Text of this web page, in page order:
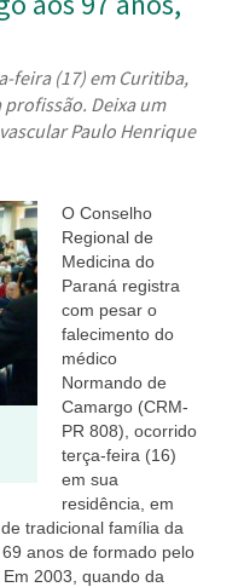
feira (17) em Curitiba,
profissão. Deixa um
Paulo Henrique
O Conselho
Regional de
Medicina do
Paraná registra
com pesar o
falecimento do
médico
Normando de
Camargo (CRM-
PR 808), ocorrido
terça-feira (16)
em sua
residência, em
tradicional família da
anos de formado pelo
2003, quando da